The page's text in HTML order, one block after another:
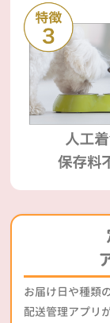
お届け日や種類
配送管理アプリ